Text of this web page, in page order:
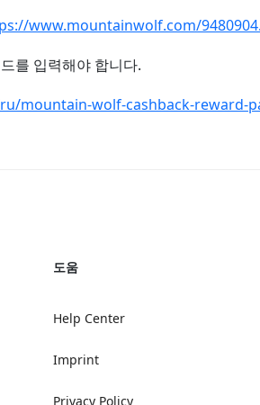
www.mountainwolf.com/
를 입력해야 합니다.
mountain-wolf-cashback-reward-
도움
Help Center
Imprint
Privacy Policy